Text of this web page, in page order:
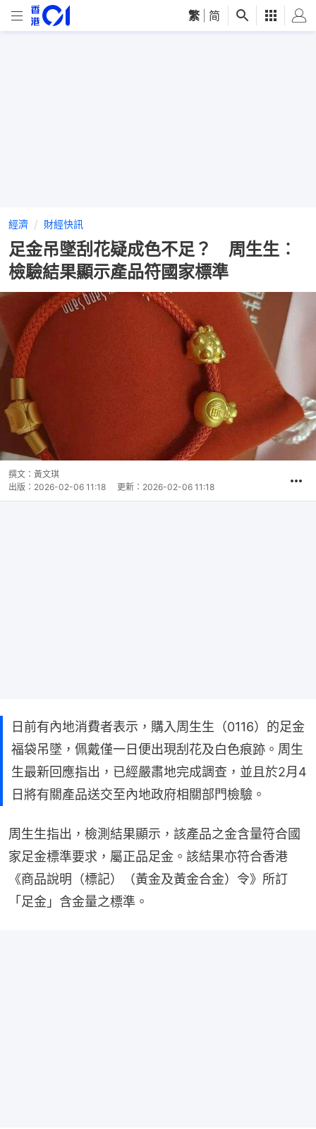
繁 简
經濟 財經快訊
足金吊墜刮花疑成色不足？ 周生生︰
檢驗結果顯示產品符國家標準
撰文： 黃文琪
出版： 2026-02-06 11:18 更新： 2026-02-06 11:18
日前有內地消費者表示，購入周生生（0116）的足金
福袋吊墜，佩戴僅一日便出現刮花及白色痕跡。周生
生最新回應指出，已經嚴肅地完成調查，並且於2月4
日將有關產品送交至內地政府相關部門檢驗。
周生生指出，檢測結果顯示，該產品之金含量符合國
家足金標準要求，屬正品足金。該結果亦符合香港
《商品說明（標記）（黃金及黃金合金）令》所訂
「足金」含金量之標準。